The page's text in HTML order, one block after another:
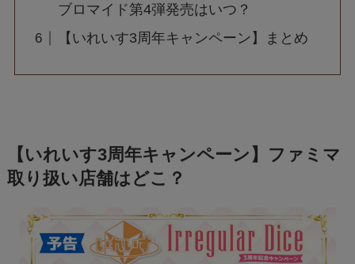
ブロマイド第4弾発売はいつ？
【いれいす3周年キャンペーン】まとめ
【いれいす3周年キャンペーン】ファミマ
取り扱い店舗はどこ？